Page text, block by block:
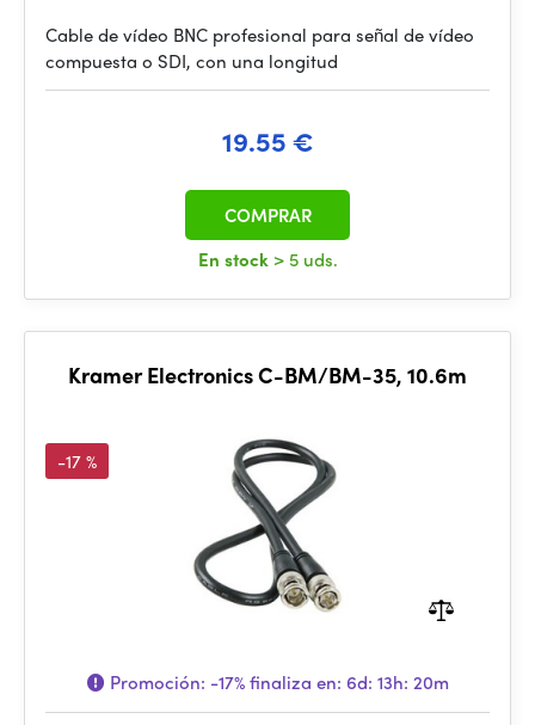
Cable de vídeo BNC profesional para señal de vídeo
compuesta o SDI, con una longitud
19.55 €
En stock > 5 uds.
COMPRAR
Kramer Electronics C-BM/BM-35, 10.6m
-17 %
Promoción: -17%finaliza en: 6d: 13h: 20m